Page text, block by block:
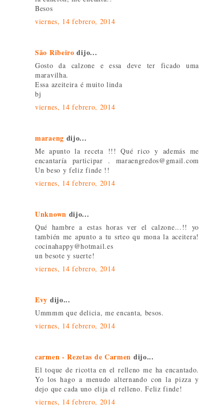
Besos
viernes, 14 febrero, 2014
São Ribeiro dijo...
Gosto da calzone e essa deve ter ficado uma
maravilha.
Essa azeiteira é muito linda
bj
viernes, 14 febrero, 2014
maraeng dijo...
Me apunto la receta !!! Qué rico y además me
encantaría participar . maraengredos@gmail.com
Un beso y feliz finde !!
viernes, 14 febrero, 2014
Unknown dijo...
Qué hambre a estas horas ver el calzone...!! yo
también me apunto a tu srteo qu mona la aceitera!
cocinahappy@hotmail.es
un besote y suerte!
viernes, 14 febrero, 2014
Evy dijo...
Ummmm que delicia, me encanta, besos.
viernes, 14 febrero, 2014
carmen - Rezetas de Carmen dijo...
El toque de ricotta en el relleno me ha encantado.
Yo los hago a menudo alternando con la pizza y
dejo que cada uno elija el relleno. Feliz finde!
viernes, 14 febrero, 2014